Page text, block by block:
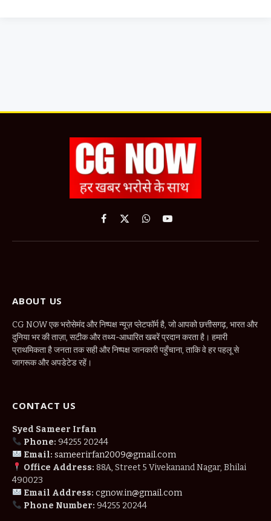
Facebook
X
WhatsApp
YouTube
ABOUT US
CG NOW एक भरोसेमंद और निष्पक्ष न्यूज़ प्लेटफॉर्म है, जो आपको छत्तीसगढ़, भारत और
दुनिया भर की ताज़ा, सटीक और तथ्य-आधारित खबरें प्रदान करता है। हमारी
प्राथमिकता है जनता तक सही और निष्पक्ष जानकारी पहुँचाना, ताकि वे हर पहलू से
जागरूक और अपडेटेड रहें।
CONTACT US
Syed Sameer Irfan
Phone: 94255 20244
Email: sameerirfan2009@gmail.com
Office Address: 88A, Street 5 Vivekanand Nagar, Bhilai
490023
Email Address: cgnow.in@gmail.com
Phone Number: 94255 20244